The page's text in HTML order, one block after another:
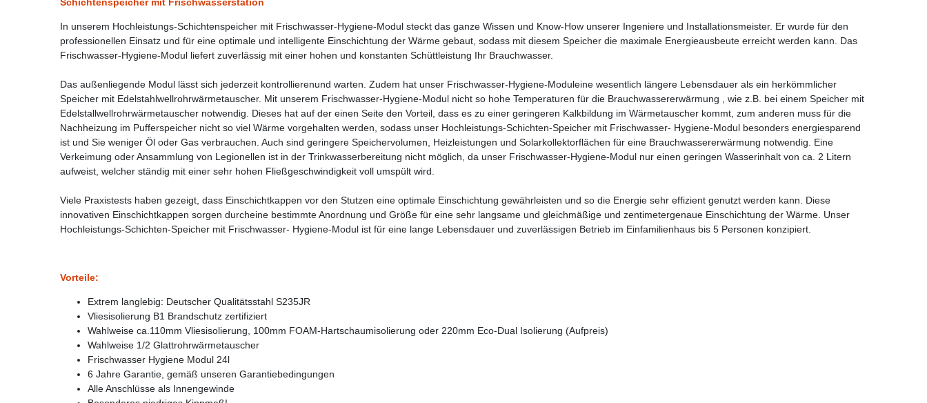
In unserem Hochleistungs-Schichtenspeicher mit Frischwasser-Hygiene-Modul steckt das ganze Wissen und Know-How unserer Ingeniere und Installationsmeister. Er wurde für den
professionellen Einsatz und für eine optimale und intelligente Einschichtung der Wärme gebaut, sodass mit diesem Speicher die maximale Energieausbeute erreicht werden kann. Das
Frischwasser-Hygiene-Modul liefert zuverlässig mit einer hohen und konstanten Schüttleistung Ihr Brauchwasser.
Das außenliegende Modul lässt sich jederzeit kontrollierenund warten. Zudem hat unser Frischwasser-Hygiene-Moduleine wesentlich längere Lebensdauer als ein herkömmlicher
Speicher mit Edelstahlwellrohrwärmetauscher. Mit unserem Frischwasser-Hygiene-Modul nicht so hohe Temperaturen für die Brauchwassererwärmung , wie z.B. bei einem Speicher mit
Edelstallwellrohrwärmetauscher notwendig. Dieses hat auf der einen Seite den Vorteil, dass es zu einer geringeren Kalkbildung im Wärmetauscher kommt, zum anderen muss für die
Nachheizung im Pufferspeicher nicht so viel Wärme vorgehalten werden, sodass unser Hochleistungs-Schichten-Speicher mit Frischwasser- Hygiene-Modul besonders energiesparend
ist und Sie weniger Öl oder Gas verbrauchen. Auch sind geringere Speichervolumen, Heizleistungen und Solarkollektorflächen für eine Brauchwassererwärmung notwendig. Eine
Verkeimung oder Ansammlung von Legionellen ist in der Trinkwasserbereitung nicht möglich, da unser Frischwasser-Hygiene-Modul nur einen geringen Wasserinhalt von ca. 2 Litern
aufweist, welcher ständig mit einer sehr hohen Fließgeschwindigkeit voll umspült wird.
Viele Praxistests haben gezeigt, dass Einschichtkappen vor den Stutzen eine optimale Einschichtung gewährleisten und so die Energie sehr effizient genutzt werden kann. Diese
innovativen Einschichtkappen sorgen durcheine bestimmte Anordnung und Größe für eine sehr langsame und gleichmäßige und zentimetergenaue Einschichtung der Wärme. Unser
Hochleistungs-Schichten-Speicher mit Frischwasser- Hygiene-Modul ist für eine lange Lebensdauer und zuverlässigen Betrieb im Einfamilienhaus bis 5 Personen konzipiert.
Vorteile:
Extrem langlebig: Deutscher Qualitätsstahl S235JR
Vliesisolierung B1 Brandschutz zertifiziert
Wahlweise ca.110mm Vliesisolierung, 100mm FOAM-Hartschaumisolierung oder 220mm Eco-Dual Isolierung (Aufpreis)
Wahlweise 1/2 Glattrohrwärmetauscher
Frischwasser Hygiene Modul 24l
6 Jahre Garantie, gemäß unseren Garantiebedingungen
Alle Anschlüsse als Innengewinde